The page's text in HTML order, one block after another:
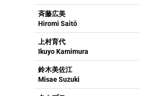
斉藤広美
Hiromi Saitō
上村育代
Ikuyo Kamimura
鈴木美佐江
Misae Suzuki